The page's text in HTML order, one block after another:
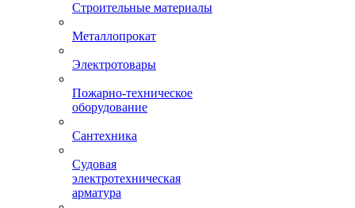
Строительные материалы
Металлопрокат
Электротовары
Пожарно-техническое
оборудование
Сантехника
Судовая
электротехническая
арматура